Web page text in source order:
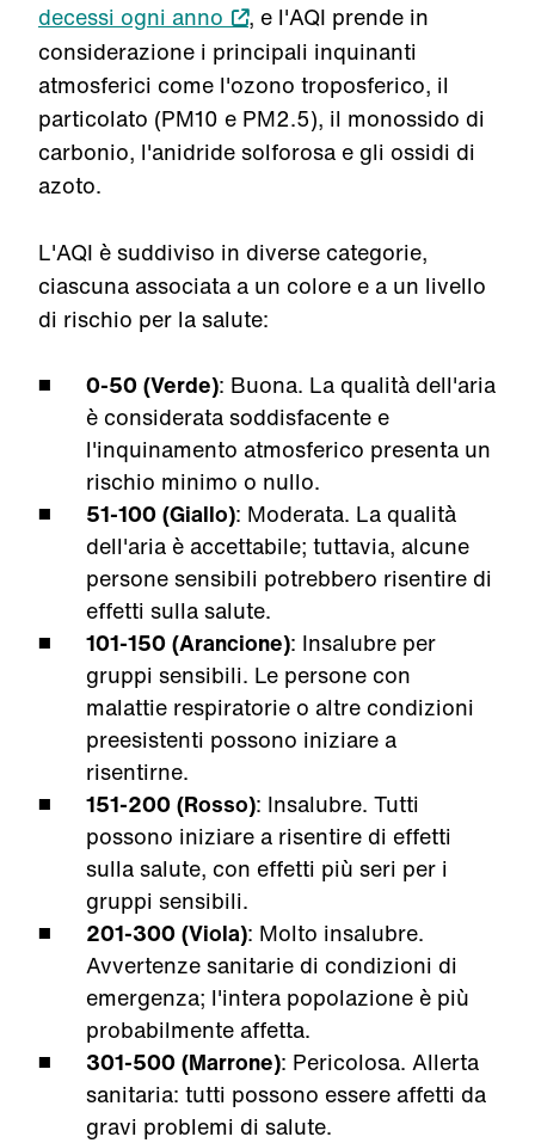
decessi ogni anno
, e l'AQI prende in
considerazione i principali inquinanti
atmosferici come l'ozono troposferico, il
particolato (PM10 e PM2.5), il monossido di
carbonio, l'anidride solforosa e gli ossidi di
azoto.
L'AQI è suddiviso in diverse categorie,
ciascuna associata a un colore e a un livello
di rischio per la salute:
0-50 (Verde): Buona. La qualità dell'aria
è considerata soddisfacente e
l'inquinamento atmosferico presenta un
rischio minimo o nullo.
51-100 (Giallo): Moderata. La qualità
dell'aria è accettabile; tuttavia, alcune
persone sensibili potrebbero risentire di
effetti sulla salute.
101-150 (Arancione): Insalubre per
gruppi sensibili. Le persone con
malattie respiratorie o altre condizioni
preesistenti possono iniziare a
risentirne.
151-200 (Rosso): Insalubre. Tutti
possono iniziare a risentire di effetti
sulla salute, con effetti più seri per i
gruppi sensibili.
201-300 (Viola): Molto insalubre.
Avvertenze sanitarie di condizioni di
emergenza; l'intera popolazione è più
probabilmente affetta.
301-500 (Marrone): Pericolosa. Allerta
sanitaria: tutti possono essere affetti da
gravi problemi di salute.